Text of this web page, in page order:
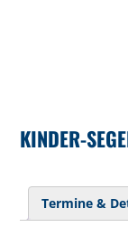
KINDER-
Termine &